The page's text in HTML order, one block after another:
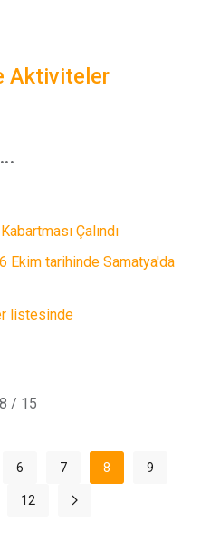
Aktiviteler
Çalındı
Ekim tarihinde Samatya'da
listesinde
/ 15
6 7 8 9
12